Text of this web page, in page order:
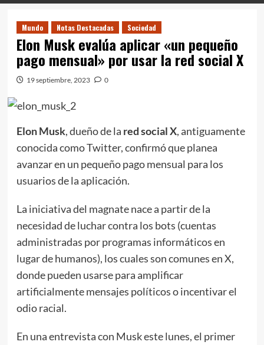
Mundo Notas Destacadas Sociedad
Elon Musk evalúa aplicar «un pequeño
pago mensual» por usar la red social X
19 septiembre, 2023 0
Elon Musk, dueño de la red social X, antiguamente
conocida como Twitter, confirmó que planea
avanzar en un pequeño pago mensual para los
usuarios de la aplicación.
La iniciativa del magnate nace a partir de la
necesidad de luchar contra los bots (cuentas
administradas por programas informáticos en
lugar de humanos), los cuales son comunes en X,
donde pueden usarse para amplificar
artificialmente mensajes políticos o incentivar el
odio racial.
En una entrevista con Musk este lunes, el primer